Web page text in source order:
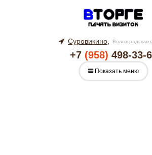
Суровикино, Волгоградская
+7 (958) 498-33-
Показать меню